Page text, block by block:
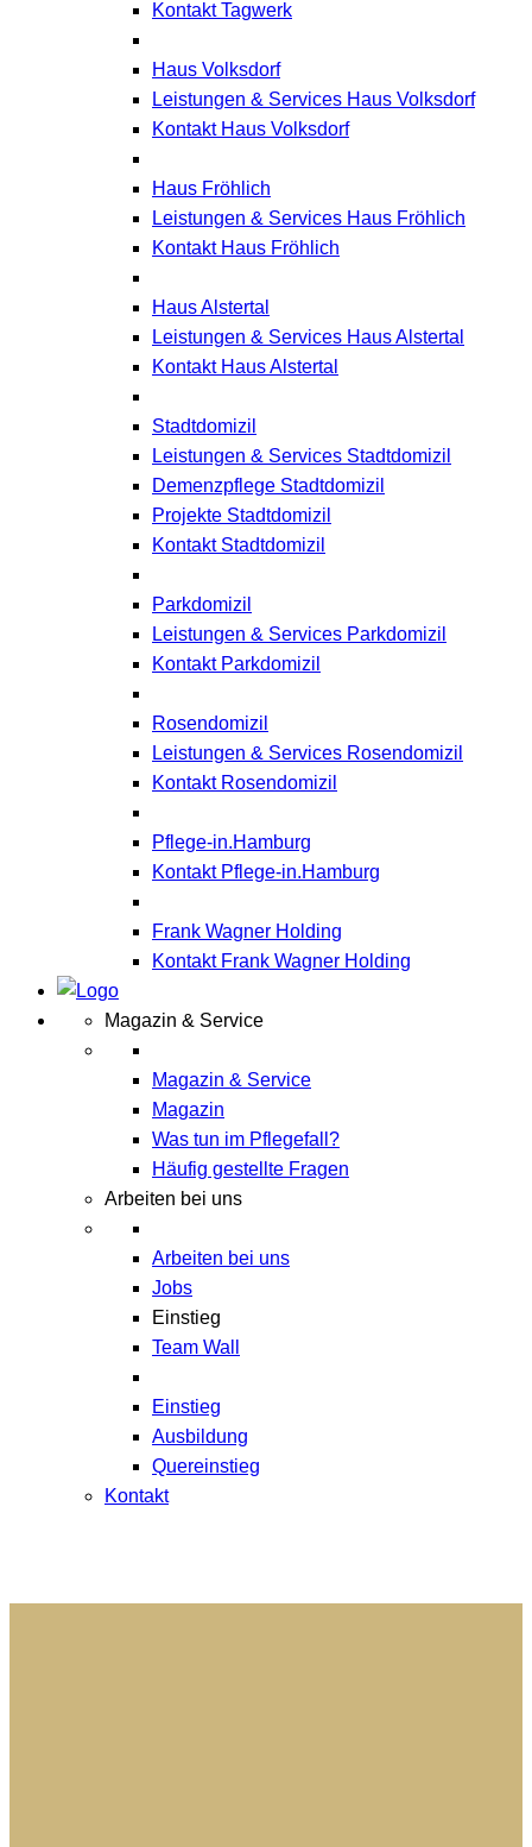
Kontakt Tagwerk
Haus Volksdorf
Leistungen & Services Haus Volksdorf
Kontakt Haus Volksdorf
Haus Fröhlich
Leistungen & Services Haus Fröhlich
Kontakt Haus Fröhlich
Haus Alstertal
Leistungen & Services Haus Alstertal
Kontakt Haus Alstertal
Stadtdomizil
Leistungen & Services Stadtdomizil
Demenzpflege Stadtdomizil
Projekte Stadtdomizil
Kontakt Stadtdomizil
Parkdomizil
Leistungen & Services Parkdomizil
Kontakt Parkdomizil
Rosendomizil
Leistungen & Services Rosendomizil
Kontakt Rosendomizil
Pflege-in.Hamburg
Kontakt Pflege-in.Hamburg
Frank Wagner Holding
Kontakt Frank Wagner Holding
Magazin & Service
Magazin & Service
Magazin
Was tun im Pflegefall?
Häufig gestellte Fragen
Arbeiten bei uns
Arbeiten bei uns
Jobs
Einstieg
Team Wall
Einstieg
Ausbildung
Quereinstieg
Kontakt